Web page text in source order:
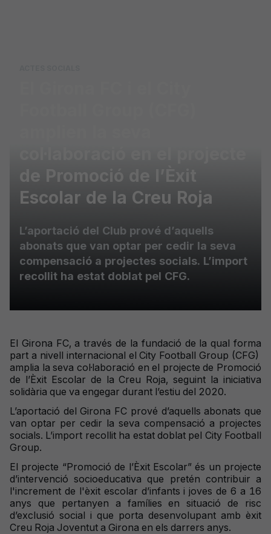
de Promoció de l’Èxit
Escolar de la Creu Roja
L’aportació del Club prové d’aquells
abonats que van optar per cedir la seva
compensació a projectes socials. L’import
recollit ha estat doblat pel CFG.
El Girona FC, a través de la fundació de la qual forma
part a nivell internacional el City Football Group (CFG)
amplia la seva col·laboració en el projecte de Promoció
de l’Èxit Escolar de la Creu Roja, seguint la iniciativa
solidària que va engegar durant l’estiu del 2020.
L’aportació del Girona FC prové d’aquells abonats que
van optar per cedir la seva compensació a projectes
socials. L’import recollit ha estat doblat pel City Football
Group.
El projecte “Promoció de l’Èxit Escolar” és un projecte
d’intervenció socioeducativa que pretén contribuir a
l'increment de l'èxit escolar d’infants i joves de 6 a 16
anys que pertanyen a famílies en situació de risc
d’exclusió social i que porta desenvolupant amb èxit
Creu Roja Joventut a Girona en els darrers anys.